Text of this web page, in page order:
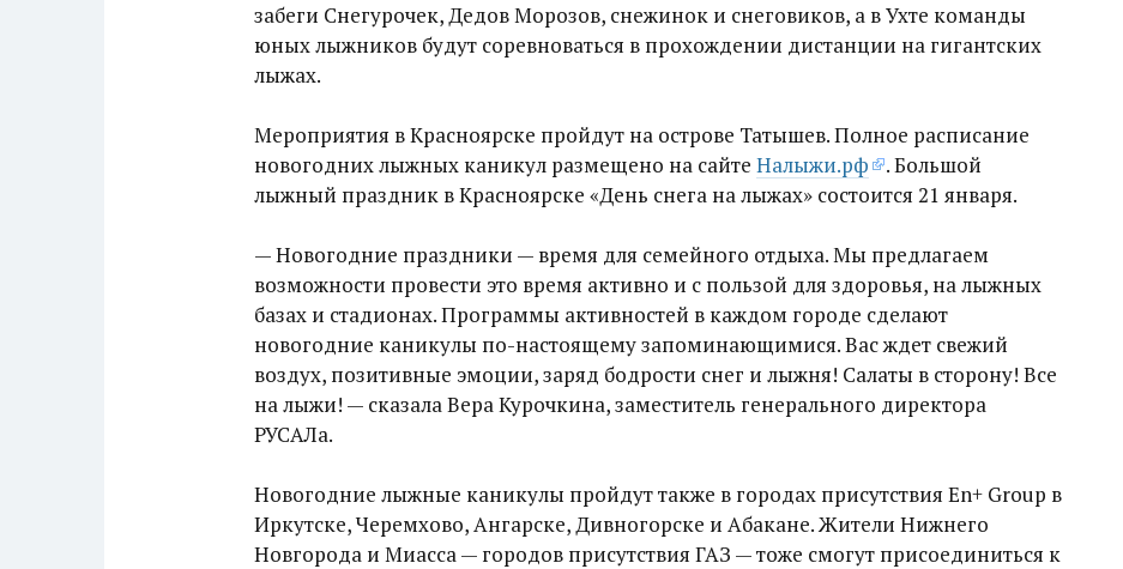
забеги Снегурочек, Дедов Морозов, снежинок и снеговиков, а в Ухте команды
юных лыжников будут соревноваться в прохождении дистанции на гигантских
лыжах.
Мероприятия в Красноярске пройдут на острове Татышев. Полное расписание
новогодних лыжных каникул размещено на сайте Налыжи.рф
. Большой
лыжный праздник в Красноярске «День снега на лыжах» состоится 21 января.
— Новогодние праздники — время для семейного отдыха. Мы предлагаем
возможности провести это время активно и с пользой для здоровья, на лыжных
базах и стадионах. Программы активностей в каждом городе сделают
новогодние каникулы по-настоящему запоминающимися. Вас ждет свежий
воздух, позитивные эмоции, заряд бодрости снег и лыжня! Салаты в сторону! Все
на лыжи! — сказала Вера Курочкина, заместитель генерального директора
РУСАЛа.
Новогодние лыжные каникулы пройдут также в городах присутствия En+ Group в
Иркутске, Черемхово, Ангарске, Дивногорске и Абакане. Жители Нижнего
Новгорода и Миасса — городов присутствия ГАЗ — тоже смогут присоединиться к